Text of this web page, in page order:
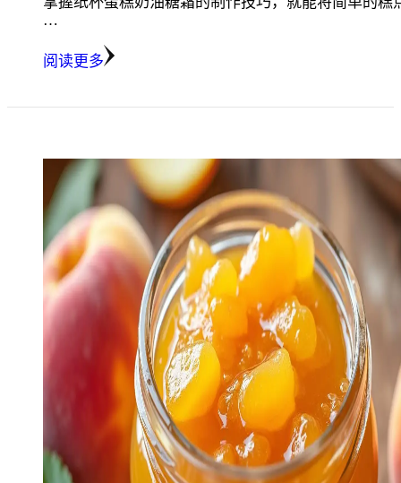
…
阅读更多